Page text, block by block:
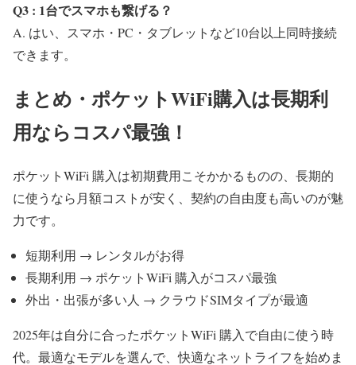
Q3 : 1台でスマホも繋げる？
A. はい、スマホ・PC・タブレットなど10台以上同時接続
できます。
まとめ・ポケットWiFi購入は長期利
用ならコスパ最強！
ポケットWiFi 購入は初期費用こそかかるものの、長期的
に使うなら月額コストが安く、契約の自由度も高いのが魅
力です。
短期利用 → レンタルがお得
長期利用 → ポケットWiFi 購入がコスパ最強
外出・出張が多い人 → クラウドSIMタイプが最適
2025年は自分に合ったポケットWiFi 購入で自由に使う時
代。最適なモデルを選んで、快適なネットライフを始めま